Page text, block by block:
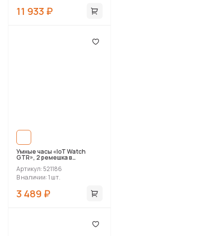
11 933 ₽
Умные часы «IoT Watch
GTR», 2 ремешка в
комплекте
Артикул: 521186
В наличии: 1 шт.
3 489 ₽